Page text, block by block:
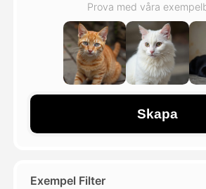
Visa alla mallar
Blogg
Prova med våra
Skapa
Exempel Filter